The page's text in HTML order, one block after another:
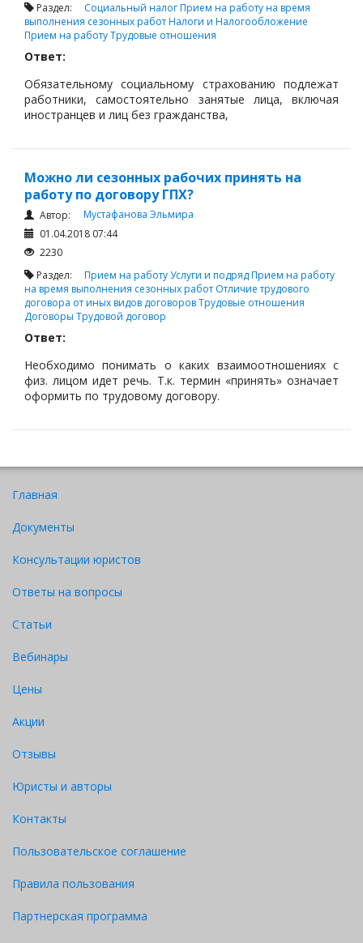
Раздел: Социальный налогПрием на работу на время
выполнения сезонных работНалоги и Налогообложение
Прием на работуТрудовые отношения
Ответ:
Обязательному социальному страхованию подлежат
работники, самостоятельно занятые лица, включая
иностранцев и лиц без гражданства,
Можно ли сезонных рабочих принять на
работу по договору ГПХ?
Автор:
Мустафанова Эльмира
01.04.2018 07:44
2230
Раздел: Прием на работуУслуги и подрядПрием на работу
на время выполнения сезонных работ Отличие трудового
договора от иных видов договоровТрудовые отношения
Договоры Трудовой договор
Ответ:
Необходимо понимать о каких взаимоотношениях с
физ. лицом идет речь. Т.к. термин «принять» означает
оформить по трудовому договору.
Главная
Документы
Консультации юристов
Ответы на вопросы
Статьи
Вебинары
Цены
Акции
Отзывы
Юристы и авторы
Контакты
Пользовательское соглашение
Правила пользования
Партнерская программа